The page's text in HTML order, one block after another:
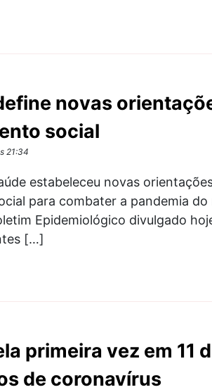
novas
social
21:34
estabeleceu novas
para combater a pandemia
Epidemiológico divulgado
[…]
primeira vez em 11
de coronavírus